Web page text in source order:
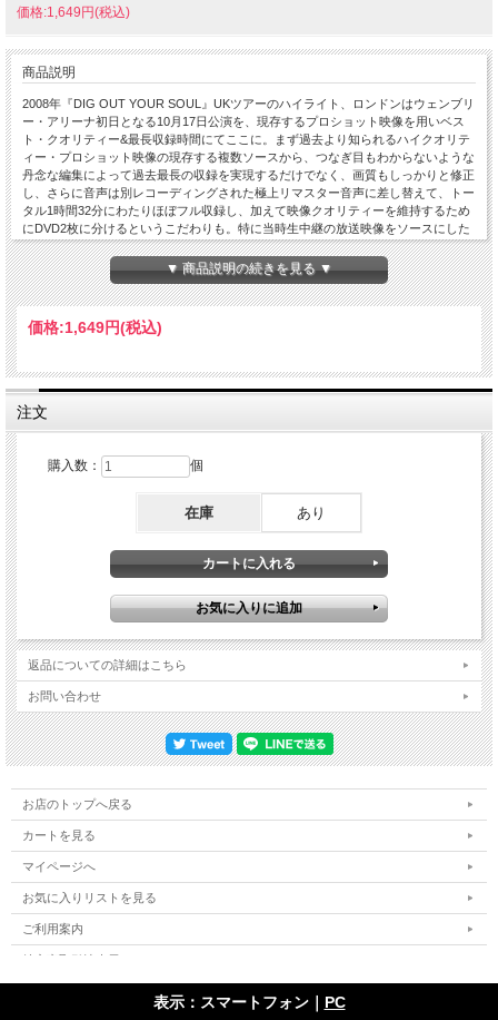
価格:1,649円(税込)
商品説明
2008年『DIG OUT YOUR SOUL』UKツアーのハイライト、ロンドンはウェンブリ
ー・アリーナ初日となる10月17日公演を、現存するプロショット映像を用いベス
ト・クオリティー&最長収録時間にてここに。まず過去より知られるハイクオリテ
ィー・プロショット映像の現存する複数ソースから、つなぎ目もわからないような
丹念な編集によって過去最長の収録を実現するだけでなく、画質もしっかりと修正
し、さらに音声は別レコーディングされた極上リマスター音声に差し替えて、トー
タル1時間32分にわたりほぼフル収録し、加えて映像クオリティーを維持するため
にDVD2枚に分けるというこだわりも。特に当時生中継の放送映像をソースにした
アイテムは、CM挿入などの影響で各パートで欠落が散見しており、それらを最新
機器を用いて違和感なく繋ぎ、そのあたりの編集技術力も素晴らしく、そして何よ
りもこのライブ映像は、もともとが一体合計何台のカメラが使用されていたのかと
思ってしまう多彩なカメラ・アングルが驚きで、そんな映像作品としてもトップ・
クオリティーのライブを現状ベスト・クオリティーで。Live at Wembley Arena,
London, UK 16th October 2008 : PRO-SHOT COLOUR NTSC Approx.92min Disc 1
Lightning 05. Cigarettes & Alcohol 06. The Meaning Of Soul 07. To Be Where There's
Life 08. Waiting For The Rapture 09. The Masterplan 10. Songbird Disc 2 : 01. Slide
Away 02. Morning Glory 03. Ain't Got Nothin' 04. The Importance Of Being Idle 05.
I'm Outta Time 06. Wonderwall 07. Supersonic 08. Don't Look Back In Anger 09.
Noel Gallagher - lead guitar, vocals / Gem Archer - guitar / Andy Bell - bass / Chris
Sharrock - drums (support) / Jay Darlington - Keyboards (support)
▼ 商品説明の続きを見る ▼
価格:1,649円(税込)
注文
購入数： 個
在庫 あり
返品についての詳細はこちら
お問い合わせ
お店のトップへ戻る
カートを見る
マイページへ
お気に入りリストを見る
ご利用案内
特定商取引法表示
表示：スマートフォン｜ PC